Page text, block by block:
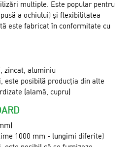
multiple. Este popular pentru
a ochiului) și flexibilitatea
este fabricat în conformitate cu
zincat, aluminiu
este posibilă producția din alte
(alamă, cupru)
1000 mm - lungimi diferite)